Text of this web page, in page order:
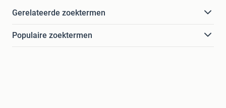
Gerelateerde zoektermen
Populaire zoektermen